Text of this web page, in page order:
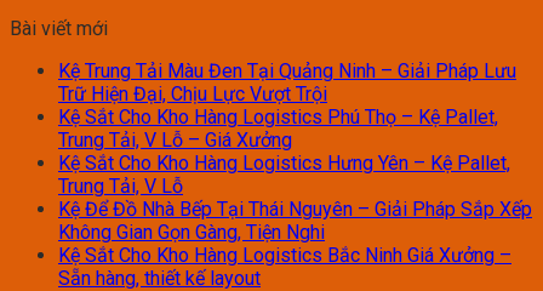
Bài viết mới
Kệ Trung Tải Màu Đen Tại Quảng Ninh – Giải Pháp Lưu
Trữ Hiện Đại, Chịu Lực Vượt Trội
Kệ Sắt Cho Kho Hàng Logistics Phú Thọ – Kệ Pallet,
Trung Tải, V Lỗ – Giá Xưởng
Kệ Sắt Cho Kho Hàng Logistics Hưng Yên – Kệ Pallet,
Trung Tải, V Lỗ
Kệ Để Đồ Nhà Bếp Tại Thái Nguyên – Giải Pháp Sắp Xếp
Không Gian Gọn Gàng, Tiện Nghi
Kệ Sắt Cho Kho Hàng Logistics Bắc Ninh Giá Xưởng –
Sẵn hàng, thiết kế layout